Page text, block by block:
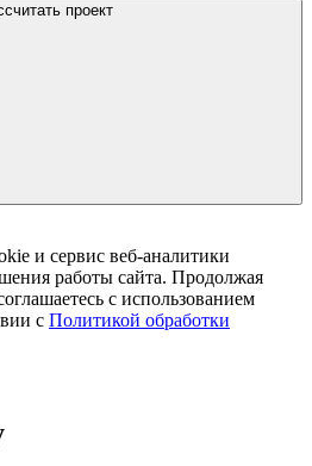
проект
и сервис веб-аналитики
работы сайта. Продолжая
с использованием
с Политикой обработки